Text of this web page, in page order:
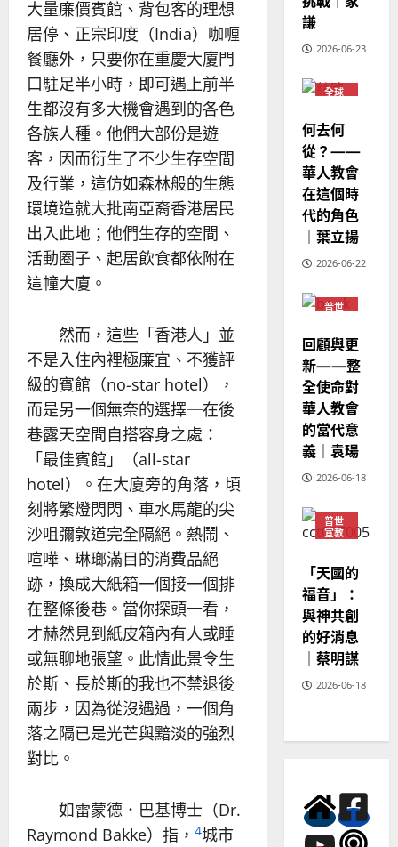
大量廉價賓館、背包客的理想
居停、正宗印度（India）咖喱
餐廳外，只要你在重慶大廈門
口駐足半小時，即可遇上前半
生都沒有多大機會遇到的各色
各族人種。他們大部份是遊
客，因而衍生了不少生存空間
及行業，這仿如森林般的生態
環境造就大批南亞裔香港居民
出入此地；他們生存的空間、
活動圈子、起居飲食都依附在
這幢大廈。
然而，這些「香港人」並
不是入住內裡極廉宜、不獲評
級的賓館（no-star hotel），
而是另一個無奈的選擇─在後
巷露天空間自搭容身之處：
「最佳賓館」（all-star
hotel）。在大廈旁的角落，頃
刻將繁燈閃閃、車水馬龍的尖
沙咀彌敦道完全隔絕。熱鬧、
喧嘩、琳瑯滿目的消費品絕
跡，換成大紙箱一個接一個排
在整條後巷。當你探頭一看，
才赫然見到紙皮箱內有人或睡
或無聊地張望。此情此景令生
於斯、長於斯的我也不禁退後
兩步，因為從沒遇過，一個角
落之隔已是光芒與黯淡的強烈
對比。
如雷蒙德．巴基博士（Dr.
Raymond Bakke）指， 4城市
18
｜
約
瑟
2025-
02-
20
佳
美
見
證
｜
歐
陽
瑞
萍
2025-
6
來
西
亞
人
的
農
曆
新
年
余
自
力
2025-
02-
18
7
普世宣教
德
國
華
人
宣
經
｜
振
忠
、
溫
淑
芳
20
謙
2026-06-23
全球
普世
宣教
何去何
從？——
華人教會
在這個時
代的角色
｜葉立揚
2026-06-22
普世
回顧與更
新——整
全使命對
華人教會
的當代意
義｜袁瑒
2026-06-18
普世
宣教
「天國的
福音」：
與神共創
的好消息
｜蔡明謀
2026-06-18